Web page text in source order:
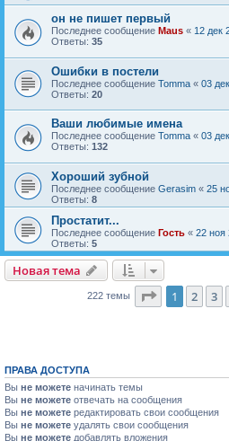
он не пишет первый
Последнее сообщение Maus « 12 дек
Ответы: 35
Ошибки в постели
Последнее сообщение Tomma « 03
Ответы: 20
Ваши любимые имена
Последнее сообщение Tomma « 03
Ответы: 132
Хороший зубной
Последнее сообщение Gerasim « 25
Ответы: 8
Простатит...
Последнее сообщение Гость « 22 ноя
Ответы: 5
Новая тема
Новаятема
222 темы Страница
1 2 3
ПРАВА ДОСТУПА
Вы не можете начинать темы
Вы не можете отвечать на сообщения
Вы не можете редактировать свои сообщения
Вы не можете удалять свои сообщения
Вы не можете добавлять вложения